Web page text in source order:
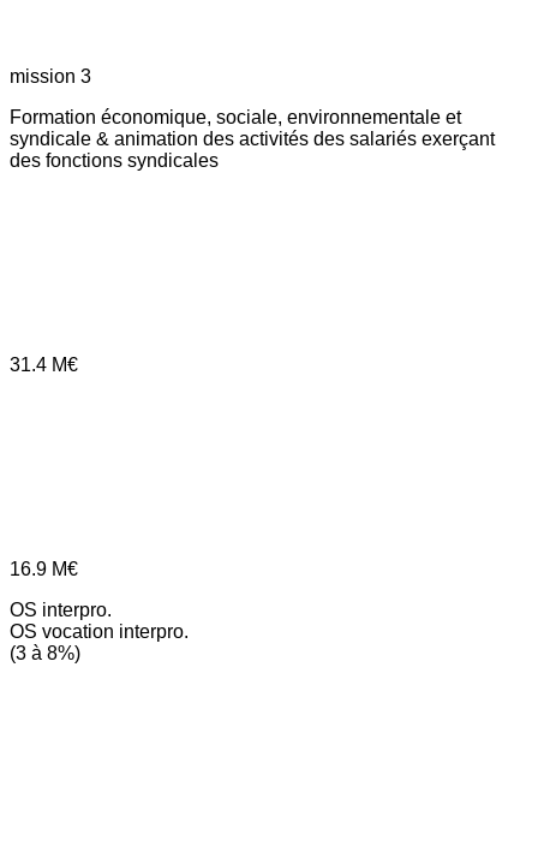
mission 3
Formation économique, sociale, environnementale et
syndicale & animation des activités des salariés exerçant
des fonctions syndicales
31.4 M€
16.9 M€
OS interpro.
OS vocation interpro.
(3 à 8%)